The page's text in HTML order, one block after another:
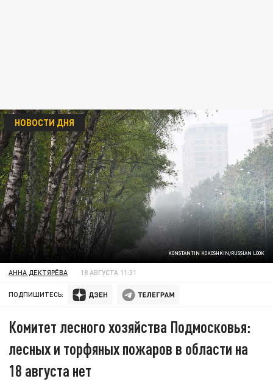
KONSTANTIN KOKOSHKIN/RUSSIAN LOOK
НОВОСТИ ДНЯ
АННА ДЕКТЯРЁВА 18 АВГУСТА 11:31
ПОДПИШИТЕСЬ:
Комитет лесного хозяйства Подмосковья:
лесных и торфяных пожаров в области на
18 августа нет